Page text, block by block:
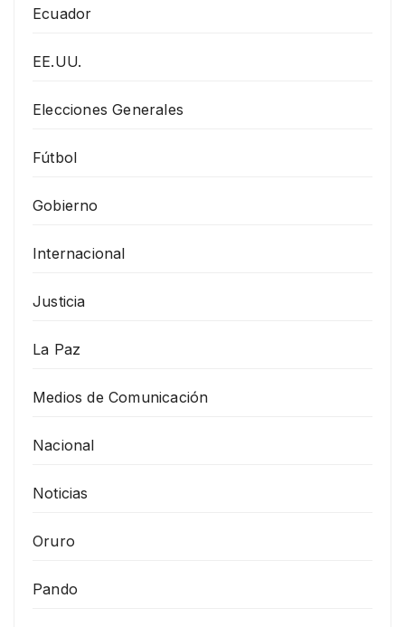
Ecuador
EE.UU.
Elecciones Generales
Fútbol
Gobierno
Internacional
Justicia
La Paz
Medios de Comunicación
Nacional
Noticias
Oruro
Pando